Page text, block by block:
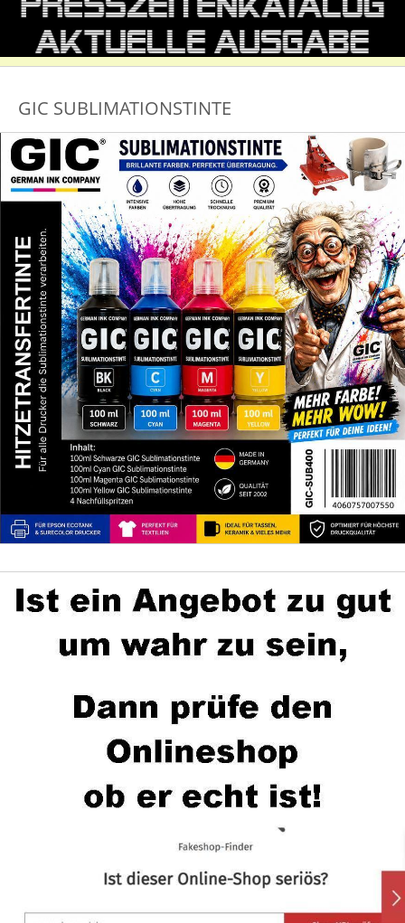
GIC SUBLIMATIONSTINTE